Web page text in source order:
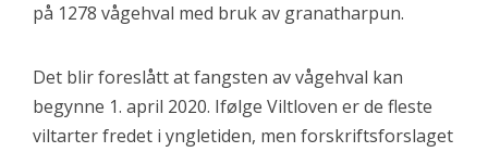
på 1278 vågehval med bruk av granatharpun.
Det blir foreslått at fangsten av vågehval kan
begynne 1. april 2020. Ifølge Viltloven er de fleste
viltarter fredet i yngletiden, men forskriftsforslaget